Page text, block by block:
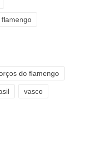
do flamengo
vasco